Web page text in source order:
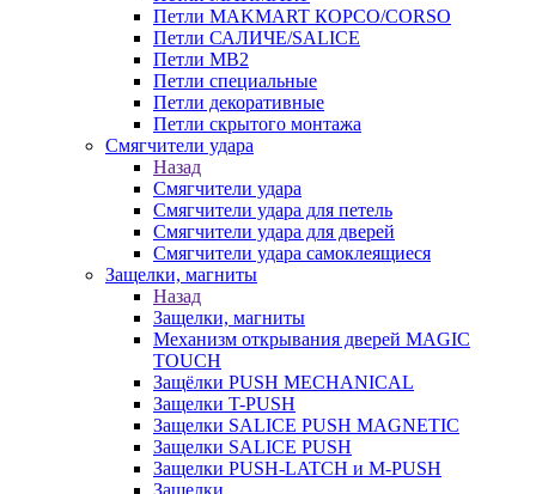
Петли MAKMART КОРСО/CORSO
Петли САЛИЧЕ/SALICE
Петли MB2
Петли специальные
Петли декоративные
Петли скрытого монтажа
Смягчители удара
Назад
Смягчители удара
Смягчители удара для петель
Смягчители удара для дверей
Cмягчители удара самоклеящиеся
Защелки, магниты
Назад
Защелки, магниты
Механизм открывания дверей MAGIC
TOUCH
Защёлки PUSH MECHANICAL
Защелки T-PUSH
Защелки SALICE PUSH MAGNETIC
Защелки SALICE PUSH
Защелки PUSH-LATCH и M-PUSH
Защелки